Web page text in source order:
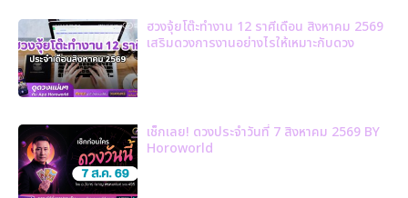
ฮวงจุ้ยโต๊ะทำงาน 12 ราศีเดือน สิงหาคม 2569
เสริมดวงการงานอย่างไรให้เหมาะกับดวง
เช็กเลย! ดวงประจำวันที่ 7 สิงหาคม 2569 BY
Horoworld